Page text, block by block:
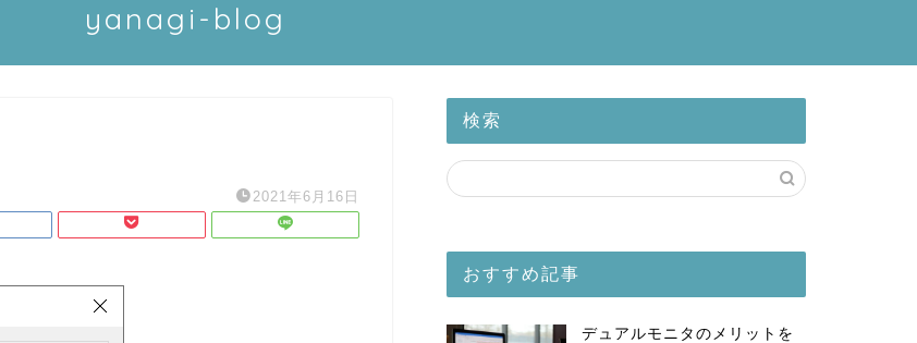
yanagi-blog
2021年6月16日
検索
おすすめ記事
デュアルモニタのメリットを